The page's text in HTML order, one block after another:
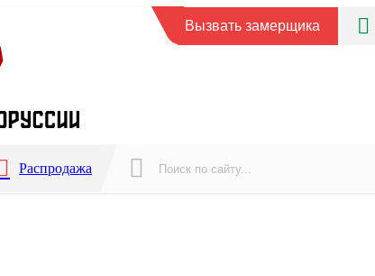
Вызвать замерщика
Распродажа